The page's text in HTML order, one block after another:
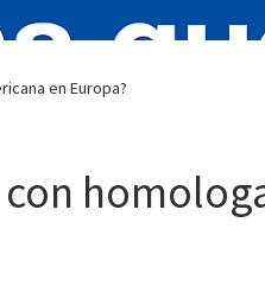
en Europa?